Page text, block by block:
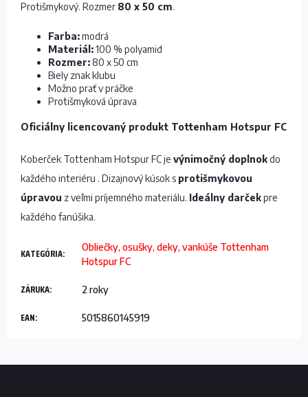
Protišmykový. Rozmer 80 x 50 cm.
Farba:modrá
Materiál:100 % polyamid
Rozmer:80 x 50 cm
Biely znak klubu
Možno prať v práčke
Protišmyková úprava
Oficiálny licencovaný produkt Tottenham Hotspur FC
Koberček Tottenham Hotspur FC je výnimočný doplnokdo
každého interiéru . Dizajnový kúsok s protišmykovou
úpravou z veľmi príjemného materiálu. Ideálny darčekpre
každého fanúšika.
KATEGÓRIA:
Obliečky, osušky, deky, vankúše Tottenham
Hotspur FC
ZÁRUKA: 2 roky
EAN: 5015860145919
Z